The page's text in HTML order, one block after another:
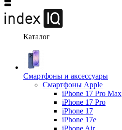
Каталог
Смартфоны и аксессуары
Смартфоны Apple
iPhone 17 Pro Max
iPhone 17 Pro
iPhone 17
iPhone 17e
iPhone Air